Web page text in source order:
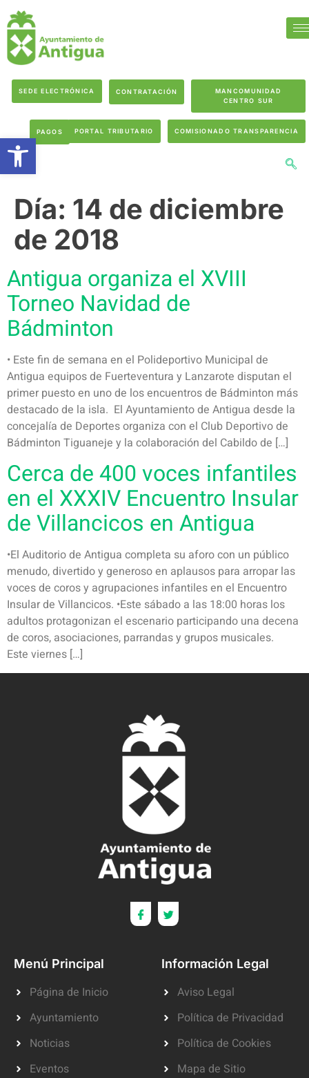
SEDE ELECTRÓNICA CONTRATACIÓN
MANCOMUNIDAD
CENTRO SUR
PAGOS PORTAL TRIBUTARIO COMISIONADO TRANSPARENCIA
Día: 14 de diciembre
de 2018
Antigua organiza el XVIII
Torneo Navidad de
Bádminton
• Este fin de semana en el Polideportivo Municipal de
Antigua equipos de Fuerteventura y Lanzarote disputan el
primer puesto en uno de los encuentros de Bádminton más
destacado de la isla. El Ayuntamiento de Antigua desde la
concejalía de Deportes organiza con el Club Deportivo de
Bádminton Tiguaneje y la colaboración del Cabildo de […]
Cerca de 400 voces infantiles
en el XXXIV Encuentro Insular
de Villancicos en Antigua
•El Auditorio de Antigua completa su aforo con un público
menudo, divertido y generoso en aplausos para arropar las
voces de coros y agrupaciones infantiles en el Encuentro
Insular de Villancicos. •Este sábado a las 18:00 horas los
adultos protagonizan el escenario participando una decena
de coros, asociaciones, parrandas y grupos musicales.
Este viernes […]
Menú Principal
Página de Inicio
Ayuntamiento
Noticias
Eventos
Información Legal
Aviso Legal
Política de Privacidad
Política de Cookies
Mapa de Sitio
Abrir barra de herramientas